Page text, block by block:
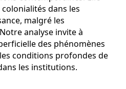
dans les
malgré les
analyse invite à
des phénomènes
conditions profondes de
les institutions.